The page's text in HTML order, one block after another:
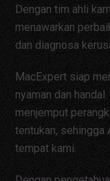
Dengan tim ahli
menawarkan
dan diagnosa
MacExpert siap
nyaman dan
menjemput
tentukan, sehingga
tempat kami.